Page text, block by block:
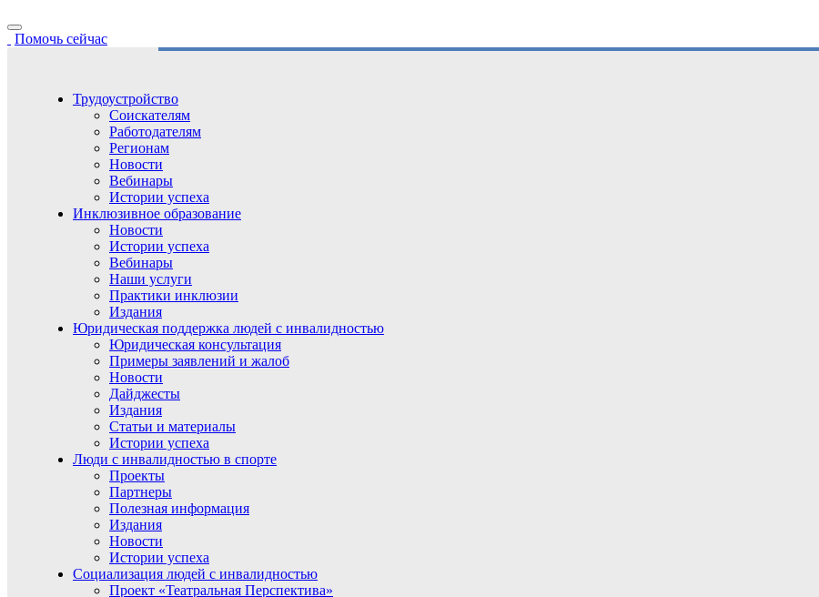
Помочь сейчас
Трудоустройство
Соискателям
Работодателям
Регионам
Новости
Вебинары
Истории успеха
Инклюзивное образование
Новости
Истории успеха
Вебинары
Наши услуги
Практики инклюзии
Издания
Юридическая поддержка людей с инвалидностью
Юридическая консультация
Примеры заявлений и жалоб
Новости
Дайджесты
Издания
Статьи и материалы
Истории успеха
Люди с инвалидностью в спорте
Проекты
Партнеры
Полезная информация
Издания
Новости
Истории успеха
Социализация людей с инвалидностью
Проект «Театральная Перспектива»